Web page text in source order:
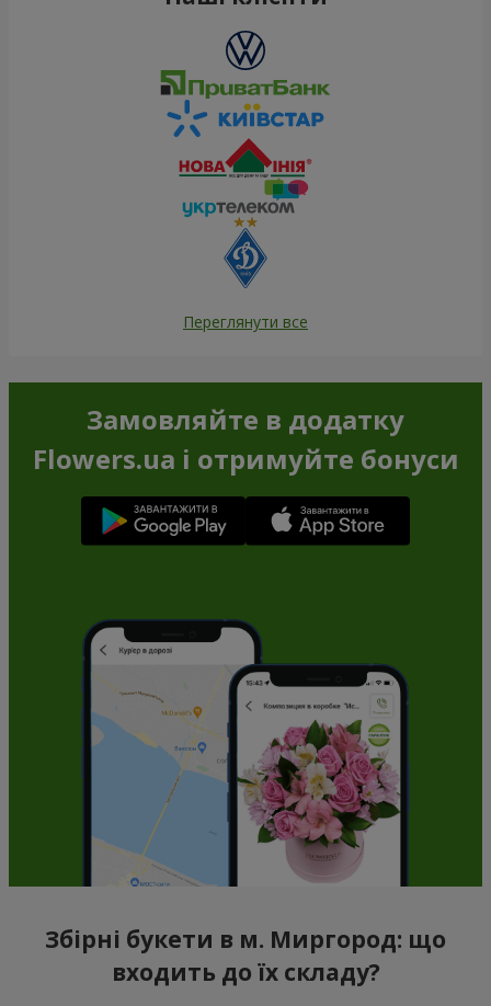
Переглянути все
Замовляйте в додатку
Flowers.ua і отримуйте бонуси
Збірні букети в м. Миргород: що
входить до їх складу?